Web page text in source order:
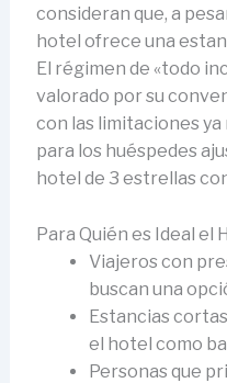
consideran que, a
hotel ofrece una
El régimen de «todo
valorado por su
con las limitaciones ya
para los huéspedes
hotel de 3 estrellas
Para Quién es Ideal el
Viajeros con
buscan una
Estancias
el hotel como
Personas que